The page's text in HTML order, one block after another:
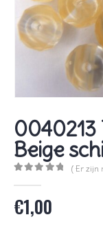
0040213
Beige
( Er zijn
€1,00